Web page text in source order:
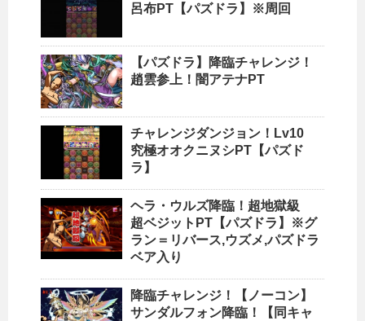
呂布PT【パズドラ】※周回
【パズドラ】降臨チャレンジ！
趙雲参上！闇アテナPT
チャレンジダンジョン！Lv10
究極オオクニヌシPT【パズド
ラ】
ヘラ・ウルズ降臨！超地獄級
超ベジットPT【パズドラ】※グ
ラン＝リバース,ウズメ,パズドラ
ベア入り
降臨チャレンジ！【ノーコン】
サンダルフォン降臨！【同キャ